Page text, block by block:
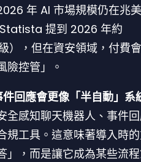
年 AI 市場規模仍在兆
提到 2026 年約
），但在資安領域，付費
險控管」。
件回應會更像「半自動」系
全感知聊天機器人、事件
規工具。這意味著導入時
」，而是讓它成為某些流